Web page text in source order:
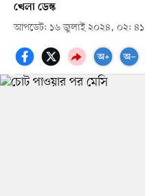
খেলা ডেস্ক
আপডেট: ১৬ জুলাই ২০২৪, ০২: ৪১